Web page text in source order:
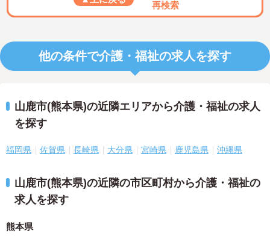
再検索
他の条件で介護・福祉の求人を探す
山鹿市(熊本県)の近隣エリアから介護・福祉の求人
を探す
福岡県 佐賀県 長崎県 大分県 宮崎県 鹿児島県 沖縄県
山鹿市(熊本県)の近隣の市区町村から介護・福祉の
求人を探す
熊本県